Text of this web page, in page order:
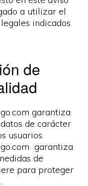
a utilizar el
indicados
de
garantiza
de carácter
usuarios.
garantiza
de
para proteger